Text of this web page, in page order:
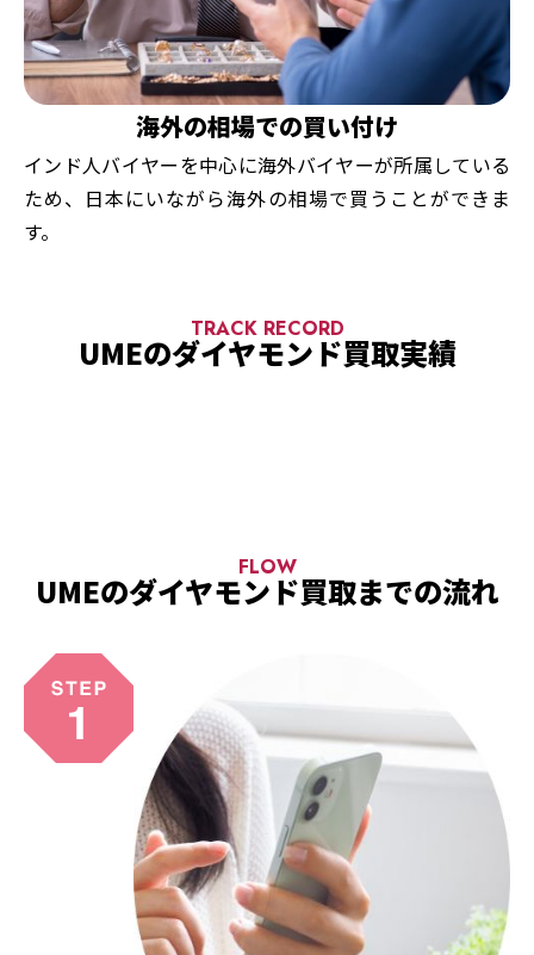
海外の相場での買い付け
インド人バイヤーを中心に海外バイヤーが所属している
ため、日本にいながら海外の相場で買うことができま
す。
TRACK RECORD
UMEのダイヤモンド買取実績
FLOW
UMEのダイヤモンド買取までの流れ